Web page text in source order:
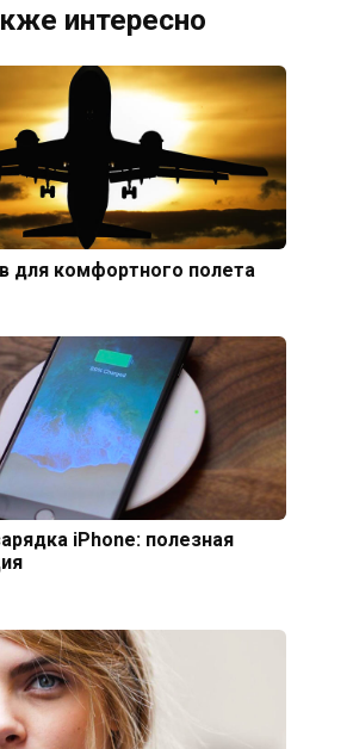
интересно
для комфортного полета
iPhone: полезная